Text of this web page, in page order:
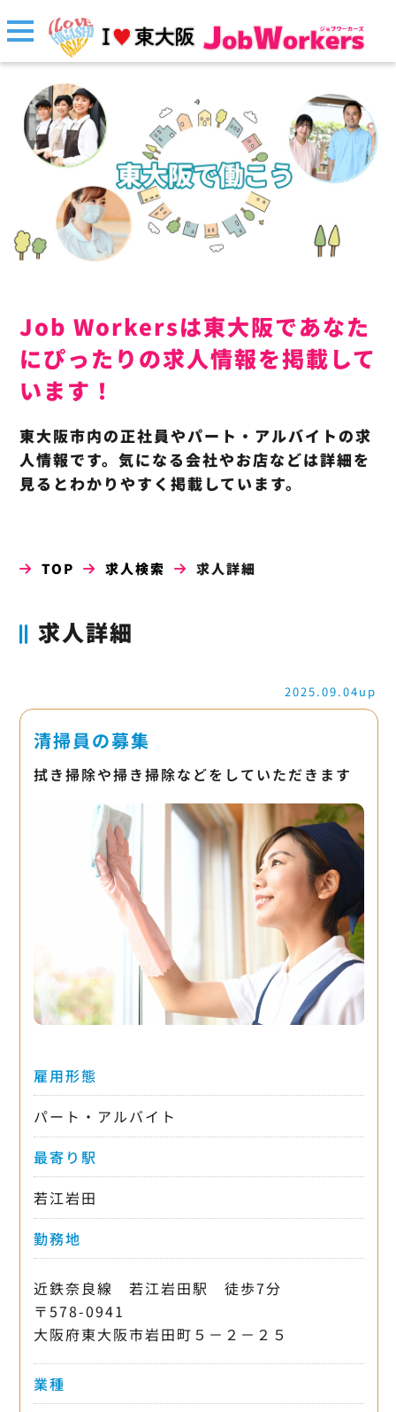
Job Workersは東大阪であなた
にぴったりの求人情報を掲載して
います！
東大阪市内の正社員やパート・アルバイトの求
人情報です。気になる会社やお店などは詳細を
見るとわかりやすく掲載しています。
TOP 求人検索 求人詳細
求人詳細
2025.09.04up
清掃員の募集
拭き掃除や掃き掃除などをしていただきます
雇用形態
パート・アルバイト
最寄り駅
若江岩田
勤務地
近鉄奈良線 若江岩田駅 徒歩7分
〒578-0941
大阪府東大阪市岩田町５－２－２５
業種